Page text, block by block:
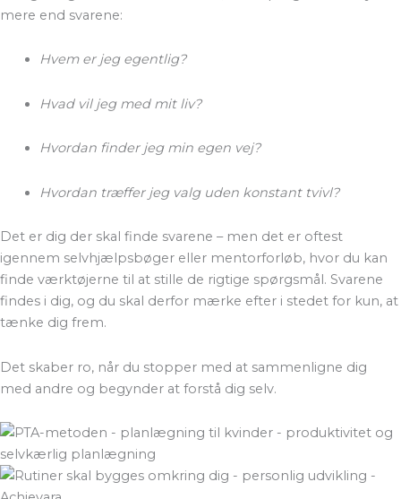
mere end svarene:
Hvem er jeg egentlig?
Hvad vil jeg med mit liv?
Hvordan finder jeg min egen vej?
Hvordan træffer jeg valg uden konstant tvivl?
Det er dig der skal finde svarene – men det er oftest
igennem selvhjælpsbøger eller mentorforløb, hvor du kan
finde værktøjerne til at stille de rigtige spørgsmål. Svarene
findes i dig, og du skal derfor mærke efter i stedet for kun, at
tænke dig frem.
Det skaber ro, når du stopper med at sammenligne dig
med andre og begynder at forstå dig selv.